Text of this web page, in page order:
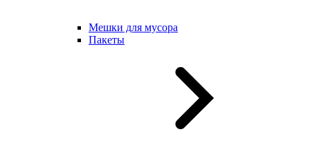
Мешки для мусора
Пакеты